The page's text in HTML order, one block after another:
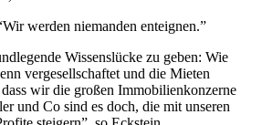
werden niemanden enteignen.”
Wissenslücke zu geben: Wie
vergesellschaftet und die Mieten
wir die großen Immobilienkonzerne
und Co sind es doch, die mit unseren